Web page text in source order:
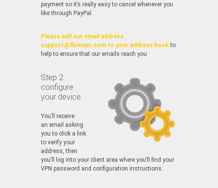
payment so it’s really easy to cancel whenever you
like through PayPal.
Please add our email address
support@flowvpn.com to your address bookto
help to ensure that our emails reach you
Step 2:
configure
your device
You’ll receive
an email asking
you to click a link
to verify your
address, then
you’ll log into your client area where you’ll find your
VPN password and configuration instructions.